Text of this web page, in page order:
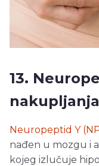
13.
Neuropeptid Y
nađen u mozgu i
kojeg izlučuje